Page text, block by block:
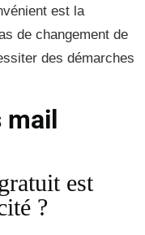
est la
de changement de
des démarches
mail
est
?